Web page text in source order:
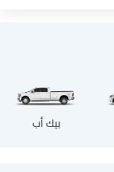
بيك أب